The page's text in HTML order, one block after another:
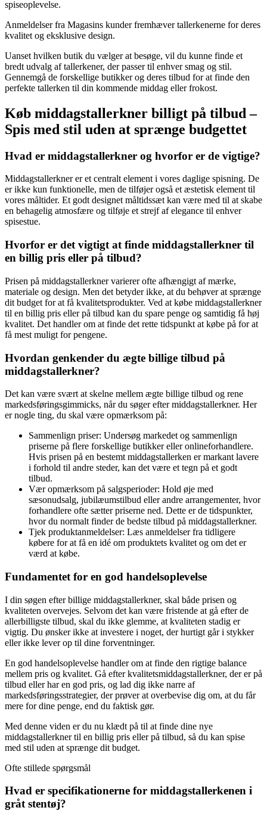
spiseoplevelse.
Anmeldelser fra Magasins kunder fremhæver tallerkenerne for deres
kvalitet og eksklusive design.
Uanset hvilken butik du vælger at besøge, vil du kunne finde et
bredt udvalg af tallerkener, der passer til enhver smag og stil.
Gennemgå de forskellige butikker og deres tilbud for at finde den
perfekte tallerken til din kommende middag eller frokost.
Køb middagstallerkner billigt på tilbud –
Spis med stil uden at sprænge budgettet
Hvad er middagstallerkner og hvorfor er de vigtige?
Middagstallerkner er et centralt element i vores daglige spisning. De
er ikke kun funktionelle, men de tilføjer også et æstetisk element til
vores måltider. Et godt designet måltidssæt kan være med til at skabe
en behagelig atmosfære og tilføje et strejf af elegance til enhver
spisestue.
Hvorfor er det vigtigt at finde middagstallerkner til
en billig pris eller på tilbud?
Prisen på middagstallerkner varierer ofte afhængigt af mærke,
materiale og design. Men det betyder ikke, at du behøver at sprænge
dit budget for at få kvalitetsprodukter. Ved at købe middagstallerkner
til en billig pris eller på tilbud kan du spare penge og samtidig få høj
kvalitet. Det handler om at finde det rette tidspunkt at købe på for at
få mest muligt for pengene.
Hvordan genkender du ægte billige tilbud på
middagstallerkner?
Det kan være svært at skelne mellem ægte billige tilbud og rene
markedsføringsgimmicks, når du søger efter middagstallerkner. Her
er nogle ting, du skal være opmærksom på:
Sammenlign priser: Undersøg markedet og sammenlign
priserne på flere forskellige butikker eller onlineforhandlere.
Hvis prisen på en bestemt middagstallerken er markant lavere
i forhold til andre steder, kan det være et tegn på et godt
tilbud.
Vær opmærksom på salgsperioder: Hold øje med
sæsonudsalg, jubilæumstilbud eller andre arrangementer, hvor
forhandlere ofte sætter priserne ned. Dette er de tidspunkter,
hvor du normalt finder de bedste tilbud på middagstallerkner.
Tjek produktanmeldelser: Læs anmeldelser fra tidligere
købere for at få en idé om produktets kvalitet og om det er
værd at købe.
Fundamentet for en god handelsoplevelse
I din søgen efter billige middagstallerkner, skal både prisen og
kvaliteten overvejes. Selvom det kan være fristende at gå efter de
allerbilligste tilbud, skal du ikke glemme, at kvaliteten stadig er
vigtig. Du ønsker ikke at investere i noget, der hurtigt går i stykker
eller ikke lever op til dine forventninger.
En god handelsoplevelse handler om at finde den rigtige balance
mellem pris og kvalitet. Gå efter kvalitetsmiddagstallerkner, der er på
tilbud eller har en god pris, og lad dig ikke narre af
markedsføringsstrategier, der prøver at overbevise dig om, at du får
mere for dine penge, end du faktisk gør.
Med denne viden er du nu klædt på til at finde dine nye
middagstallerkner til en billig pris eller på tilbud, så du kan spise
med stil uden at sprænge dit budget.
Ofte stillede spørgsmål
Hvad er specifikationerne for middagstallerkenen i
gråt stentøj?